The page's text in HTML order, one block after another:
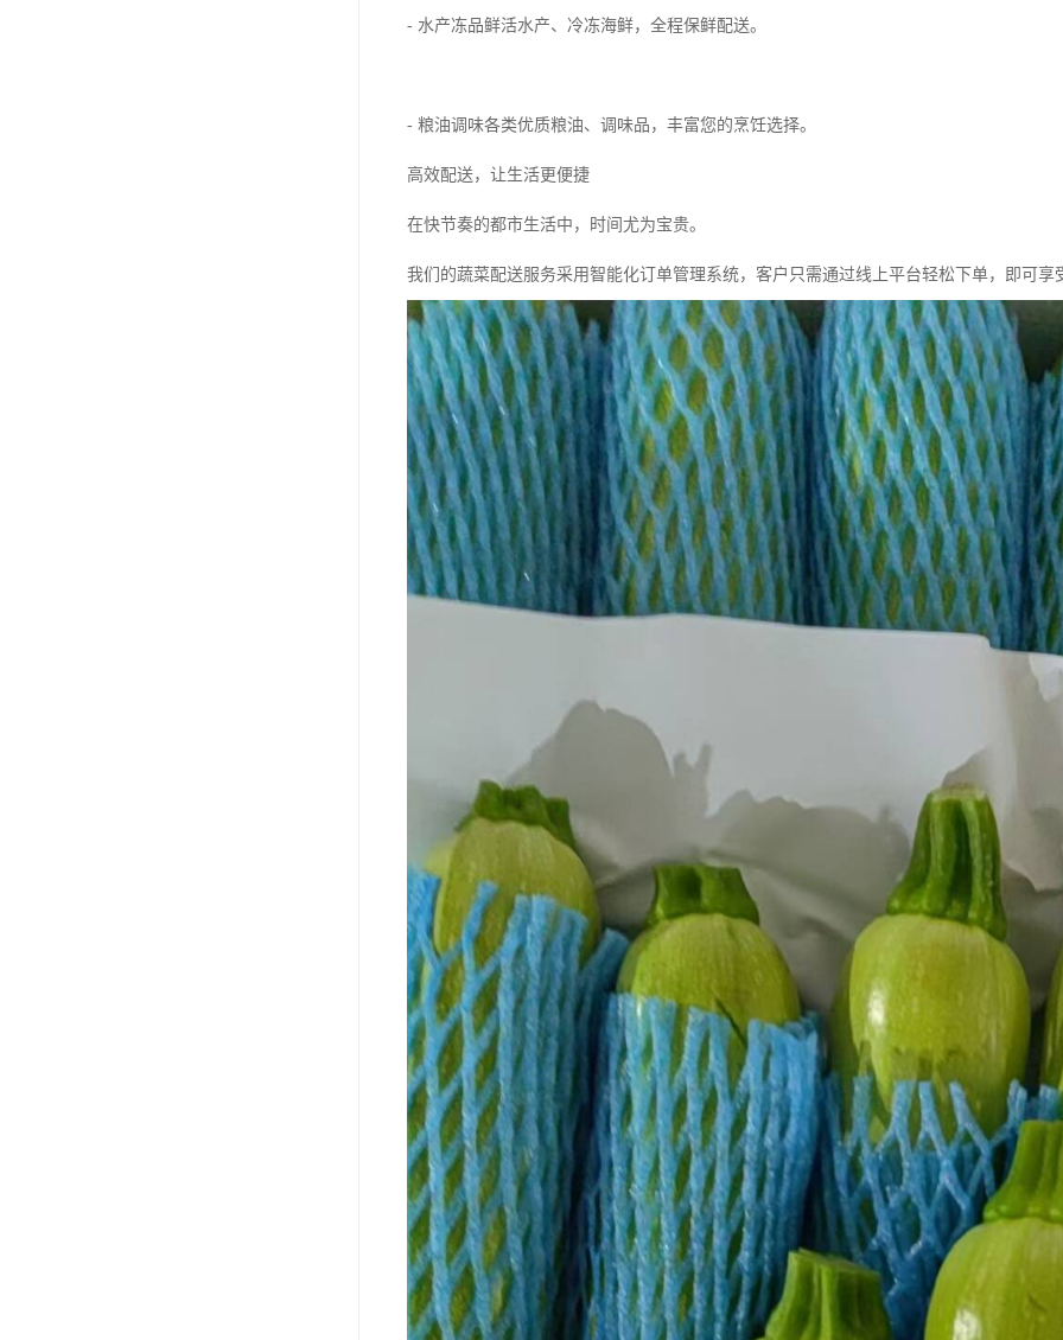
- 水产冻品鲜活水产、冷冻海鲜，全程保鲜配送。
- 粮油调味各类优质粮油、调味品，丰富您的烹饪选择。
高效配送，让生活更便捷
在快节奏的都市生活中，时间尤为宝贵。
我们的蔬菜配送服务采用智能化订单管理系统，客户只需通过线上平台轻松下单，即可享